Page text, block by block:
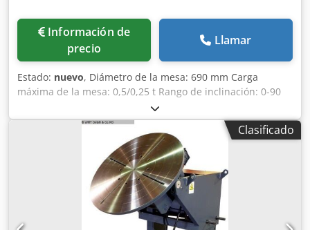
Información de
precio
Llamar
Estado: nuevo, Diámetro de la mesa: 690 mm Carga
máxima de la mesa: 0,5/0,25 t Rango de inclinación: 0-90
grados (con ajuste motorizado) Velocidad de rotación: 0,2 -
2,5 rpm Diámetro del agujero del eje: 100 mm Par de
torsión: 375 Nm Corriente de soldadura: 500 amperios
Tensión de alimentación: 230 voltios Peso: 290 kg Dedpefv
Aykofx Am Asck Dimensiones (largo x ancho x alto): 800 x
750 x 750 mm Mesa giratoria para soldadura, con: - Pedal -
Inclinación motorizada - Velocidad ajustable de forma
continua - Transmisión de corriente de soldadura de 500
amperios
Clasificado